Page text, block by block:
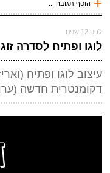
(חובה)
+ הוסף תגובה ...
*
*
*
(חובה)
לפני 12 שנים
לוגו ופתיח לסדרה
עיצוב לוגו ופתיח
דקומנטרית חדשה (ערוץ 8